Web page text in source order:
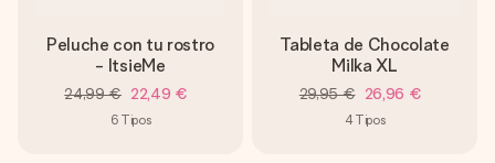
Peluche con tu rostro
- ItsieMe
24,99 € 22,49 €
6 Tipos
Tableta de Chocolate
Milka XL
29,95 € 26,96 €
4Tipos